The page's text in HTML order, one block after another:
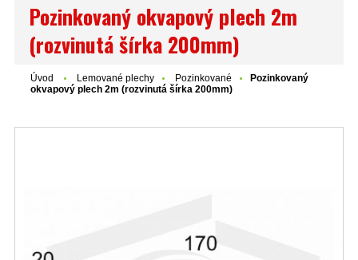
Pozinkovaný okvapový plech 2m
(rozvinutá šírka 200mm)
Úvod Lemované plechy Pozinkované
Pozinkovaný
okvapový plech 2m (rozvinutá šírka 200mm)